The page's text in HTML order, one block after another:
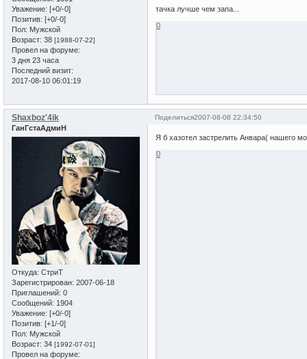
Уважение: [+0/-0]
Позитив: [+0/-0]
Пол: Мужской
Возраст: 38 [1988-07-22]
Провел на форуме:
3 дня 23 часа
Последний визит:
2017-08-10 06:01:19
тачка лучше чем запа...
0
Поделиться2007-08-08 22:34:50
Shaxboz'4ik
ГанГстаАдмиН
Откуда: СтриТ
Зарегистрирован: 2007-06-18
Приглашений: 0
Сообщений: 1904
Уважение: [+0/-0]
Позитив: [+1/-0]
Пол: Мужской
Возраст: 34 [1992-07-01]
Провел на форуме:
Я б хазотел застрелить Анвара( нашего
0